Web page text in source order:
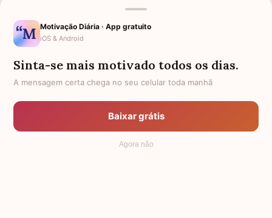
Boa tarde, meu grande amor!
O amor e as provas de fogo
O dia é muito grande, repleto de desafios e surpresas
sem nome, despidas no tempo do agora! Tenha um
boa tarde, meu amor! E que a saudade desapareça um
Motivação Diária · App gratuito
iOS & Android
Sinta-se mais motivado todos os dias.
A mensagem certa chega no seu celular toda manhã
Baixar grátis
Agora não